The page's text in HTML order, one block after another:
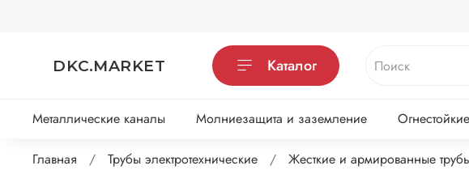
DKC.MARKET Каталог
Металлические каналы Молниезащита и заземление
Главная Трубы электротехнические Жесткие и армированные